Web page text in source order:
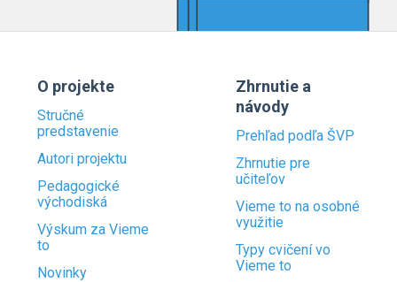
O projekte
Stručné
predstavenie
Autori projektu
Pedagogické
východiská
Výskum za Vieme
to
Novinky
Zhrnutie a
návody
Prehľad podľa ŠVP
Zhrnutie pre
učiteľov
Vieme to na osobné
využitie
Typy cvičení vo
Vieme to